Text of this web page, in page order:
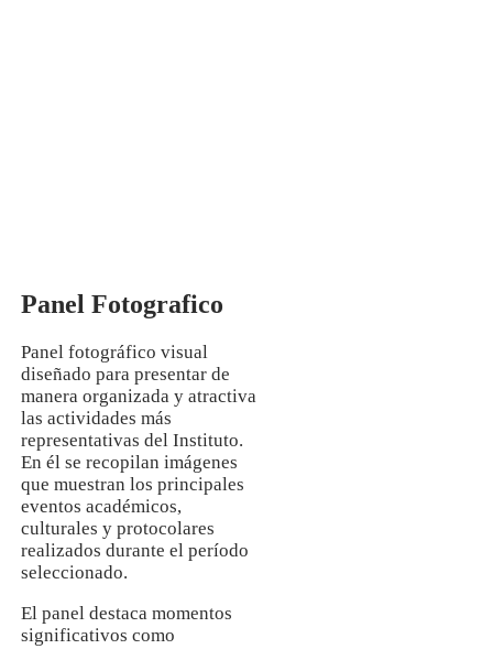
Panel Fotografico
Panel fotográfico visual
diseñado para presentar de
manera organizada y atractiva
las actividades más
representativas del Instituto.
En él se recopilan imágenes
que muestran los principales
eventos académicos,
culturales y protocolares
realizados durante el período
seleccionado.
El panel destaca momentos
significativos como